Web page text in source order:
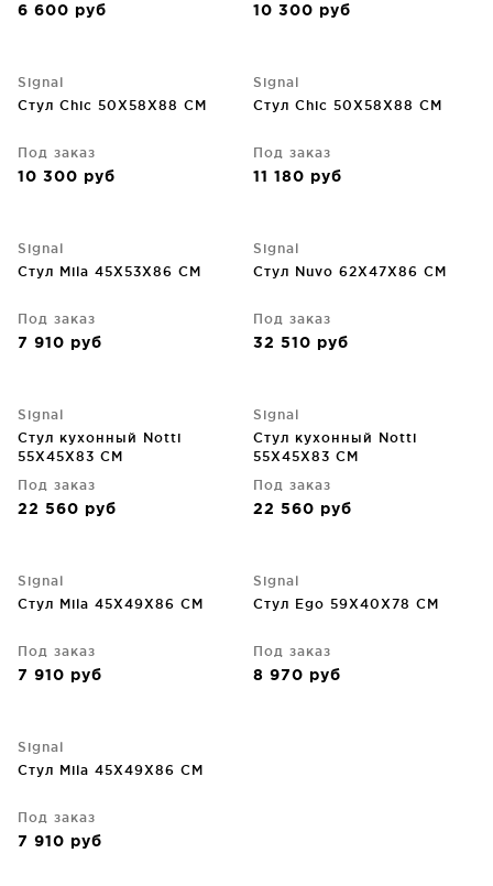
6 600 руб 10 300 руб
Signal
Стул Chic 50X58X88 CM
Под заказ
10 300 руб
Signal
Стул Chic 50X58X88 CM
Под заказ
11 180 руб
Signal
Стул Mila 45X53X86 CM
Под заказ
7 910 руб
Signal
Стул Nuvo 62X47X86 CM
Под заказ
32 510 руб
Signal
Стул кухонный Notti
55X45X83 CM
Под заказ
22 560 руб
Signal
Стул кухонный Notti
55X45X83 CM
Под заказ
22 560 руб
Signal
Стул Mila 45X49X86 CM
Под заказ
7 910 руб
Signal
Стул Ego 59X40X78 CM
Под заказ
8 970 руб
Signal
Стул Mila 45X49X86 CM
Под заказ
7 910 руб